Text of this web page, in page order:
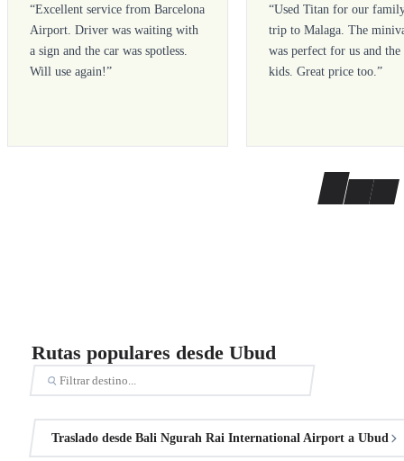
“Excellent service from Barcelona
Airport. Driver was waiting with
a sign and the car was spotless.
Will use again!”
“Used Titan for our
trip to Malaga. The
was perfect for us and the
kids. Great price too.”
Rutas populares desde Ubud
Traslado desde Bali Ngurah Rai International Airport a Ubud